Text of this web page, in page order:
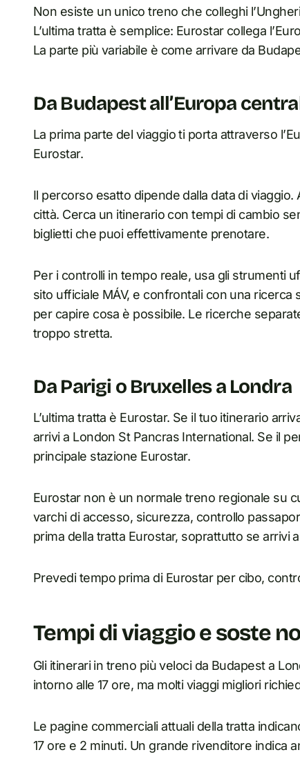
Non esiste un unico treno che colleghi
L’ultima tratta è semplice: Eurostar collega
La parte più variabile è come arrivare da
Da Budapest all’Europa
La prima parte del viaggio ti porta attraverso
Eurostar.
Il percorso esatto dipende dalla data di
città. Cerca un itinerario con tempi di cambio
biglietti che puoi effettivamente prenotare.
Per i controlli in tempo reale, usa gli strumenti
sito ufficiale MÁV, e confrontali con una ricerca
per capire cosa è possibile. Le ricerche
troppo stretta.
Da Parigi o Bruxelles a Londra
L’ultima tratta è Eurostar. Se il tuo itinerario
arrivi a London St Pancras International. Se il
principale stazione Eurostar.
Eurostar non è un normale treno regionale su
varchi di accesso, sicurezza, controllo
prima della tratta Eurostar, soprattutto se arrivi
Prevedi tempo prima di Eurostar per cibo,
Tempi di viaggio e soste
Gli itinerari in treno più veloci da Budapest a
intorno alle 17 ore, ma molti viaggi migliori
Le pagine commerciali attuali della tratta
17 ore e 2 minuti. Un grande rivenditore indica